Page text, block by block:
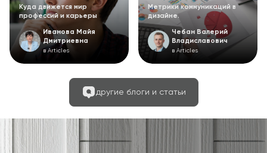
Куда движется мир
профессий и карьеры
Иванова Майя
Дмитриевна
в Articles
Метрики коммуникаций в
дизайне.
Чебан Валерий
Владиславович
в Articles
другие блоги и статьи